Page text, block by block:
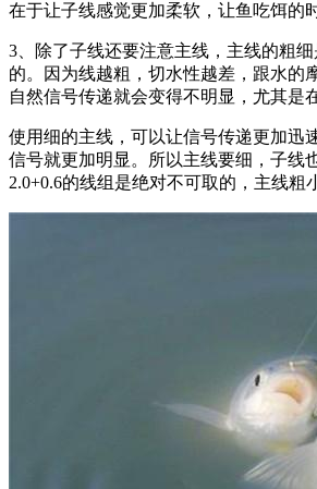
在于让子线感觉更加柔软，让鱼吃饵的
3、除了子线还要注意主线，主线的粗
的。因为线越粗，切水性越差，跟水的
自然信号传递就会变得不明显，尤其是
使用细的主线，可以让信号传递更加迅
信号就更加明显。所以主线要细，子线
2.0+0.6的线组是绝对不可取的，主线粗